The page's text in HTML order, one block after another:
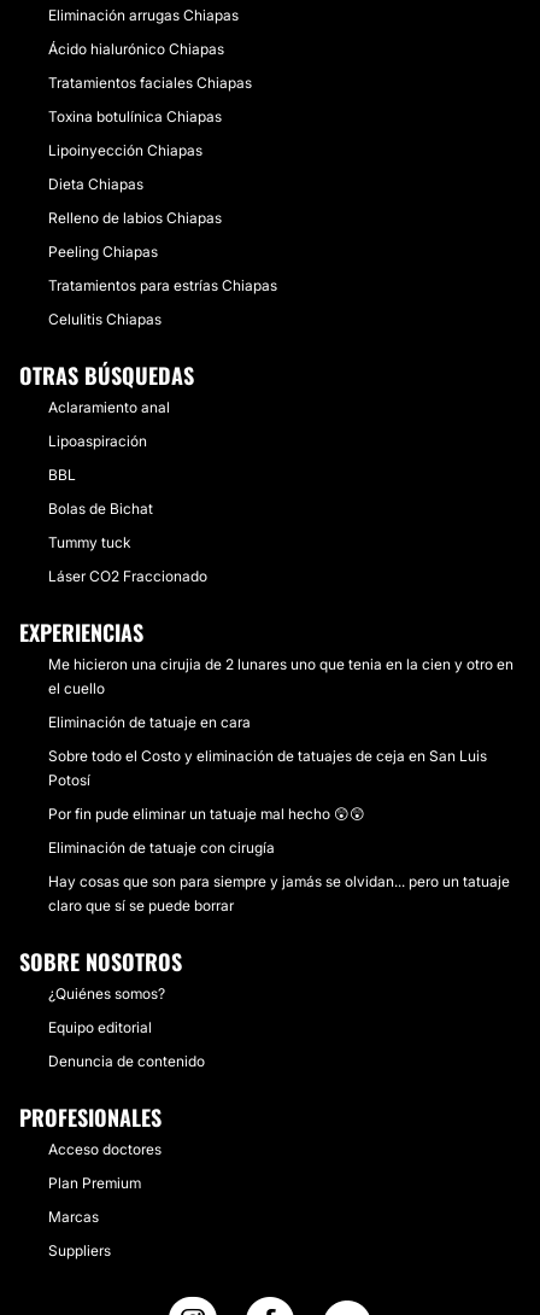
Eliminación arrugas Chiapas
Ácido hialurónico Chiapas
Tratamientos faciales Chiapas
Toxina botulínica Chiapas
Lipoinyección Chiapas
Dieta Chiapas
Relleno de labios Chiapas
Peeling Chiapas
Tratamientos para estrías Chiapas
Celulitis Chiapas
OTRAS BÚSQUEDAS
Aclaramiento anal
Lipoaspiración
BBL
Bolas de Bichat
Tummy tuck
Láser CO2 Fraccionado
EXPERIENCIAS
Me hicieron una cirujia de 2 lunares uno que tenia en la cien y otro en
el cuello
Eliminación de tatuaje en cara
Sobre todo el Costo y eliminación de tatuajes de ceja en San Luis
Potosí
Por fin pude eliminar un tatuaje mal hecho 😲😲
Eliminación de tatuaje con cirugía
Hay cosas que son para siempre y jamás se olvidan... pero un tatuaje
claro que sí se puede borrar
SOBRE NOSOTROS
¿Quiénes somos?
Equipo editorial
Denuncia de contenido
PROFESIONALES
Acceso doctores
Plan Premium
Marcas
Suppliers